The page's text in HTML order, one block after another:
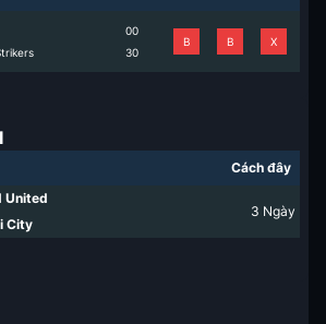
0
3
0
0
B B X
Cách đây
United
City
3 Ngày